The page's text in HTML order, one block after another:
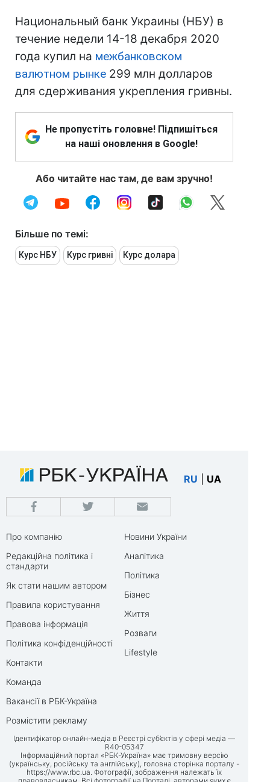
Национальный банк Украины (НБУ) в
течение недели 14-18 декабря 2020
года купил на межбанковском
валютном рынке 299 млн долларов
для сдерживания укрепления гривны.
Не пропустіть головне! Підпишіться
на наші оновлення в Google!
Або читайте нас там, де вам зручно!
Більше по темі:
Курс НБУ Курс гривні Курс долара
RU UA
Про компанію
Редакційна політика і
стандарти
Як стати нашим автором
Правила користування
Правова інформація
Політика конфіденційності
Контакти
Команда
Вакансії в РБК-Україна
Розмістити рекламу
Новини України
Аналітика
Політика
Бізнес
Життя
Розваги
Lifestyle
Ідентифікатор онлайн-медіа в Реєстрі суб’єктів у сфері медіа —
R40-05347
Інформаційний портал «РБК-Україна» має тримовну версію
(українську, російську та англійську), головна сторінка порталу -
https://www.rbc.ua. Фотографії, зображення належать їх